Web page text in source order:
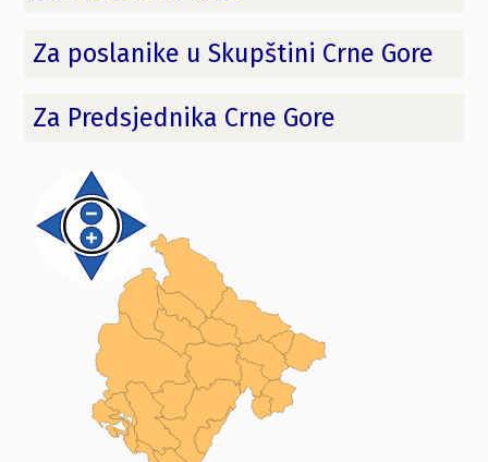
Za poslanike u Skupštini Crne Gore
Za Predsjednika Crne Gore